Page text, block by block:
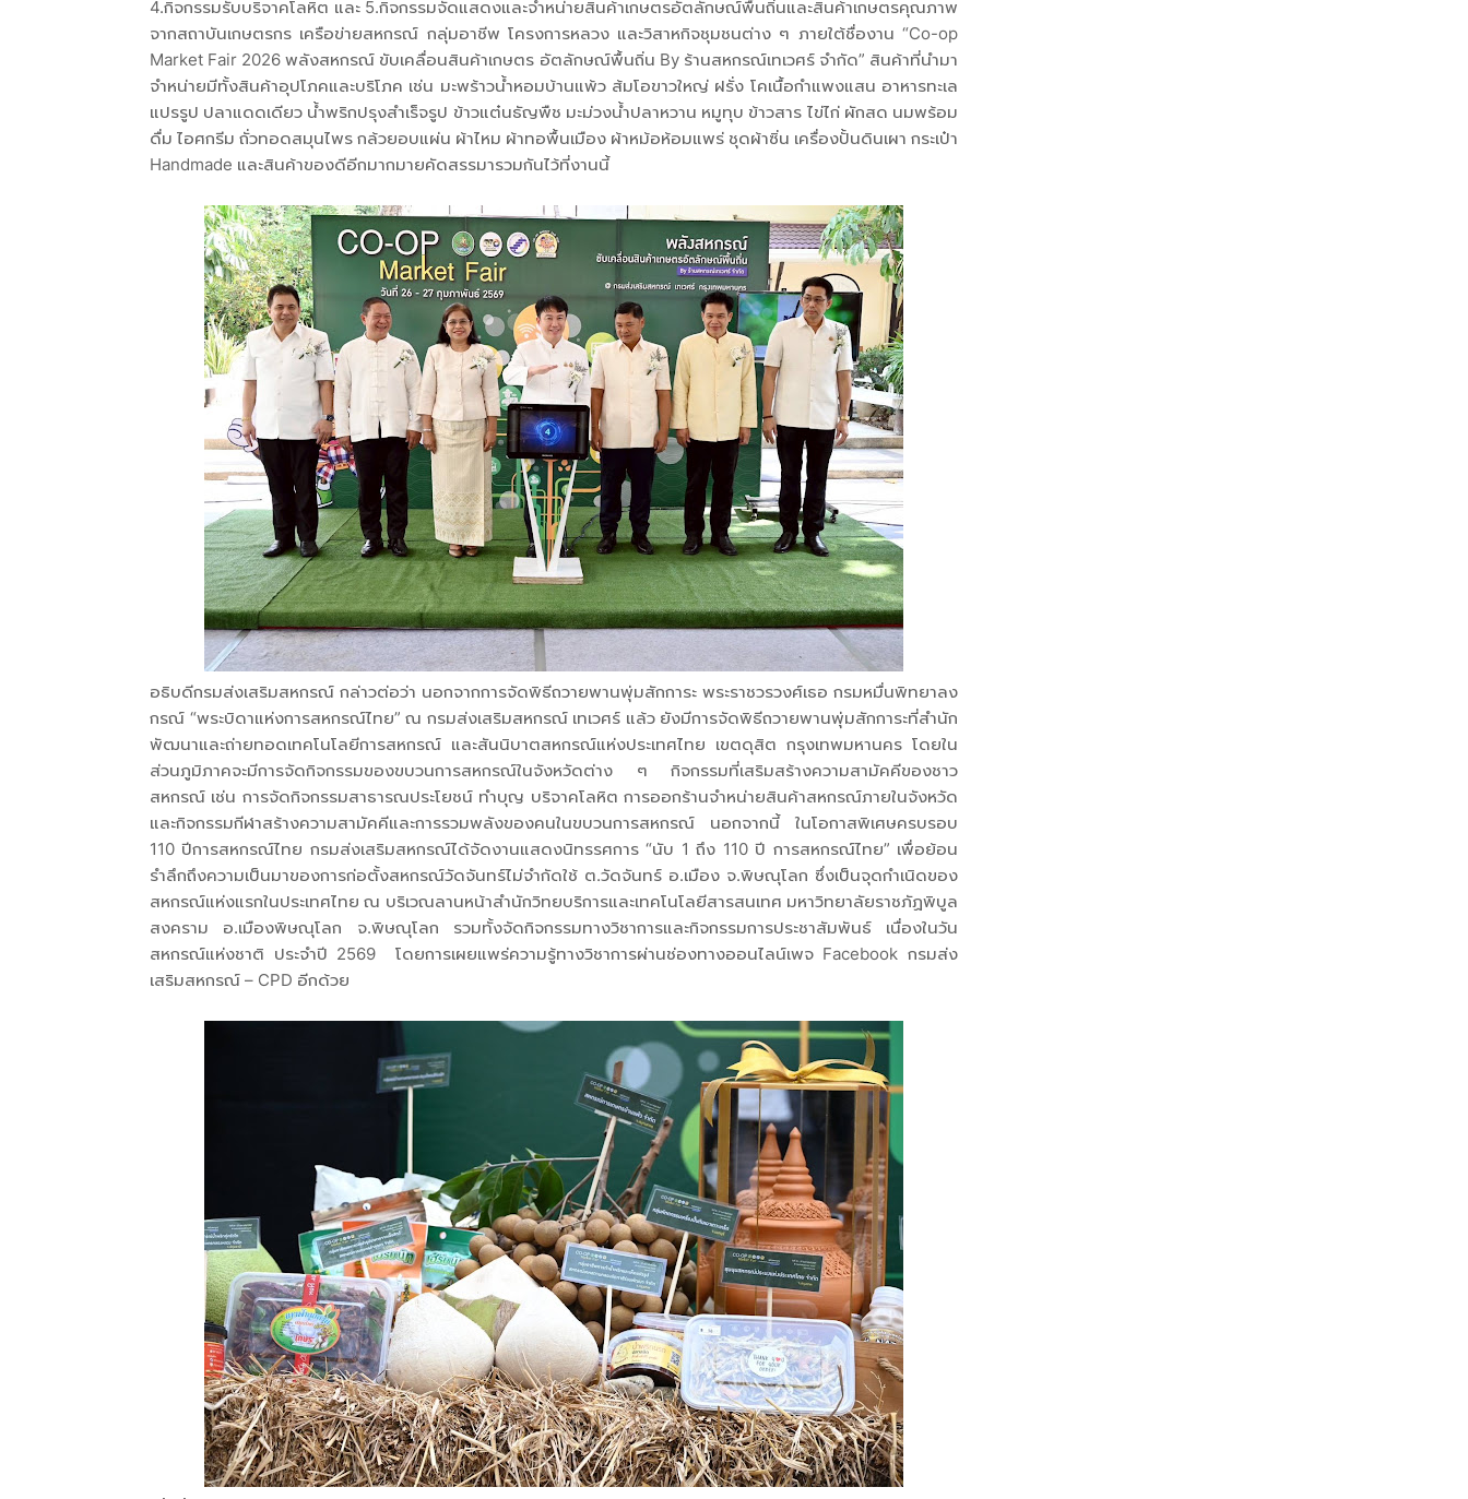
4.กิจกรรมรับบริจาคโลหิต และ 5.กิจกรรมจัดแสดงและจำหน่ายสินค้าเกษตรอัตลักษณ์พื้นถิ่นและสินค้าเกษตรคุณภาพ
จากสถาบันเกษตรกร เครือข่ายสหกรณ์ กลุ่มอาชีพ โครงการหลวง และวิสาหกิจชุมชนต่าง ๆ ภายใต้ชื่องาน “Co-op
Market Fair 2026 พลังสหกรณ์ ขับเคลื่อนสินค้าเกษตร อัตลักษณ์พื้นถิ่น By ร้านสหกรณ์เทเวศร์ จำกัด” สินค้าที่นำมา
จำหน่ายมีทั้งสินค้าอุปโภคและบริโภค เช่น มะพร้าวน้ำหอมบ้านแพ้ว ส้มโอขาวใหญ่ ฝรั่ง โคเนื้อกำแพงแสน อาหารทะเล
แปรรูป ปลาแดดเดียว น้ำพริกปรุงสำเร็จรูป ข้าวแต๋นธัญพืช มะม่วงน้ำปลาหวาน หมูทุบ ข้าวสาร ไข่ไก่ ผักสด นมพร้อม
ดื่ม ไอศกรีม ถั่วทอดสมุนไพร กล้วยอบแผ่น ผ้าไหม ผ้าทอพื้นเมือง ผ้าหม้อห้อมแพร่ ชุดผ้าซิ่น เครื่องปั้นดินเผา กระเป๋า
Handmade และสินค้าของดีอีกมากมายคัดสรรมารวมกันไว้ที่งานนี้
อธิบดีกรมส่งเสริมสหกรณ์ กล่าวต่อว่า นอกจากการจัดพิธีถวายพานพุ่มสักการะ พระราชวรวงศ์เธอ กรมหมื่นพิทยาลง
กรณ์ “พระบิดาแห่งการสหกรณ์ไทย” ณ กรมส่งเสริมสหกรณ์ เทเวศร์ แล้ว ยังมีการจัดพิธีถวายพานพุ่มสักการะที่สำนัก
พัฒนาและถ่ายทอดเทคโนโลยีการสหกรณ์ และสันนิบาตสหกรณ์แห่งประเทศไทย เขตดุสิต กรุงเทพมหานคร โดยใน
ส่วนภูมิภาคจะมีการจัดกิจกรรมของขบวนการสหกรณ์ในจังหวัดต่าง ๆ กิจกรรมที่เสริมสร้างความสามัคคีของชาว
สหกรณ์ เช่น การจัดกิจกรรมสาธารณประโยชน์ ทำบุญ บริจาคโลหิต การออกร้านจำหน่ายสินค้าสหกรณ์ภายในจังหวัด
และกิจกรรมกีฬาสร้างความสามัคคีและการรวมพลังของคนในขบวนการสหกรณ์ นอกจากนี้ ในโอกาสพิเศษครบรอบ
110 ปีการสหกรณ์ไทย กรมส่งเสริมสหกรณ์ได้จัดงานแสดงนิทรรศการ “นับ 1 ถึง 110 ปี การสหกรณ์ไทย” เพื่อย้อน
รำลึกถึงความเป็นมาของการก่อตั้งสหกรณ์วัดจันทร์ไม่จำกัดใช้ ต.วัดจันทร์ อ.เมือง จ.พิษณุโลก ซึ่งเป็นจุดกำเนิดของ
สหกรณ์แห่งแรกในประเทศไทย ณ บริเวณลานหน้าสำนักวิทยบริการและเทคโนโลยีสารสนเทศ มหาวิทยาลัยราชภัฏพิบูล
สงคราม อ.เมืองพิษณุโลก จ.พิษณุโลก รวมทั้งจัดกิจกรรมทางวิชาการและกิจกรรมการประชาสัมพันธ์ เนื่องในวัน
สหกรณ์แห่งชาติ ประจำปี 2569 โดยการเผยแพร่ความรู้ทางวิชาการผ่านช่องทางออนไลน์เพจ Facebook กรมส่ง
เสริมสหกรณ์ – CPD อีกด้วย